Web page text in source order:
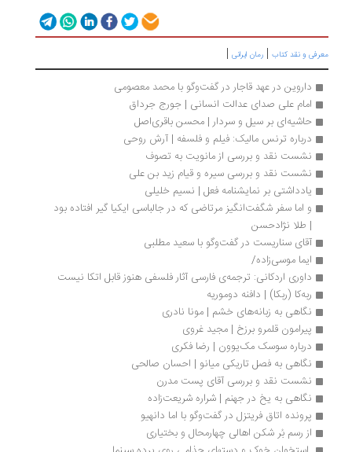
و نقد کتاب|رمان ایرانی|
داروین در عهد قاجار در گفت‌وگو با محمد معصومی
امام علی صدای عدالت انسانی | جورج جرداق
حاشیه‌ای بر سیل و سردار | محسن باقری‌اصل
درباره ترنس مالیک: فیلم و فلسفه | آرش روحی
نشست نقد و بررسی از مانویت به تصوف
نشست نقد و بررسی سیره و قیام زید بن علی
یادداشتی بر نمایشنامه فعل | نسیم خلیلی
و اما سفر شگفت‌انگیز مرتاضی که در جالباسی ایکیا گیر افتاده بود
| طلا نژادحسن
آقای سناریست در گفت‌وگو با سعید مطلبی
ایما موسی‌زاده/
داوری اردکانی: ترجمه‌ی فارسی آثار فلسفی هنوز قابل اتکا نیست
ربه‌کا (ربکا) | دافنه دوموریه
نگاهی به زبانه‌های خشم | مونا نادری
پیرامون قلمرو برزخ | مجید غروی
درباره سوسک مک‌یوون | رضا فکری
نگاهی به فصل تاریکی میانو | احسان صالحی
نشست نقد و بررسی آقای پست مدرن
نگاهی به یخ در جهنم | شراره شریعت‌زاده
پرونده اتاق فریتزل در گفت‌وگو با اما دانهیو
از رسم بُر شکن اهالی چهارمحال و بختیاری